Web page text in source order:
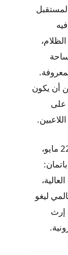
أن يكون
على
تبقى الأنظار متجهة نحو يوم الجمعة، 22 مايو،
ليغو
إرث